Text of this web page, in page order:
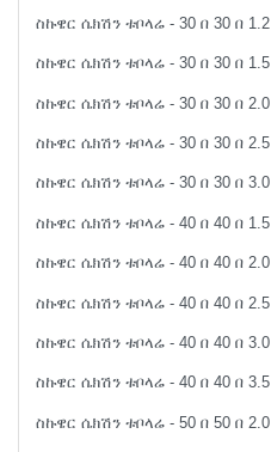
ስኩዌር ሴክሽን ቱቦላሬ - 30 በ 30 በ 1.2
ስኩዌር ሴክሽን ቱቦላሬ - 30 በ 30 በ 1.5
ስኩዌር ሴክሽን ቱቦላሬ - 30 በ 30 በ 2.0
ስኩዌር ሴክሽን ቱቦላሬ - 30 በ 30 በ 2.5
ስኩዌር ሴክሽን ቱቦላሬ - 30 በ 30 በ 3.0
ስኩዌር ሴክሽን ቱቦላሬ - 40 በ 40 በ 1.5
ስኩዌር ሴክሽን ቱቦላሬ - 40 በ 40 በ 2.0
ስኩዌር ሴክሽን ቱቦላሬ - 40 በ 40 በ 2.5
ስኩዌር ሴክሽን ቱቦላሬ - 40 በ 40 በ 3.0
ስኩዌር ሴክሽን ቱቦላሬ - 40 በ 40 በ 3.5
ስኩዌር ሴክሽን ቱቦላሬ - 50 በ 50 በ 2.0